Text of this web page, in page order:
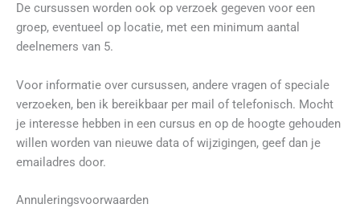
De cursussen worden ook op verzoek gegeven voor een
groep, eventueel op locatie, met een minimum aantal
deelnemers van 5.
Voor informatie over cursussen, andere vragen of speciale
verzoeken, ben ik bereikbaar per mail of telefonisch. Mocht
je interesse hebben in een cursus en op de hoogte gehouden
willen worden van nieuwe data of wijzigingen, geef dan je
emailadres door.
Annuleringsvoorwaarden